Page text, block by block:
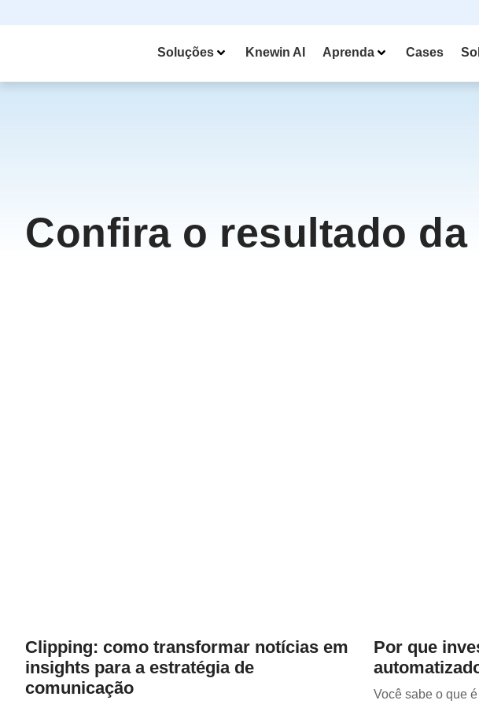
Soluções Knewin AI Aprenda Cases
Confira o resultado
Clipping: como transformar notícias em
insights para a estratégia de
comunicação
Por que
Você sabe o que